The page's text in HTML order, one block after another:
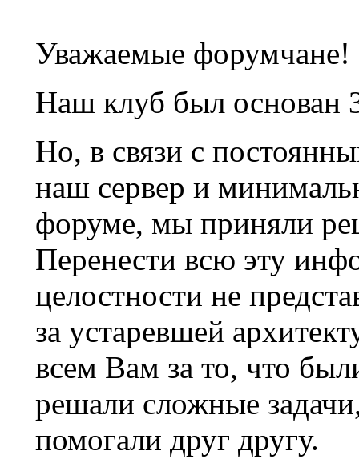
Уважаемые форумчане!
Наш клуб был основан
Но, в связи с
наш сервер и
форуме, мы приняли
Перенести всю эту
целостности не
за устаревшей
всем Вам за то, что
решали сложные
помогали друг другу.